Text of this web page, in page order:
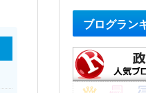
ブログラン